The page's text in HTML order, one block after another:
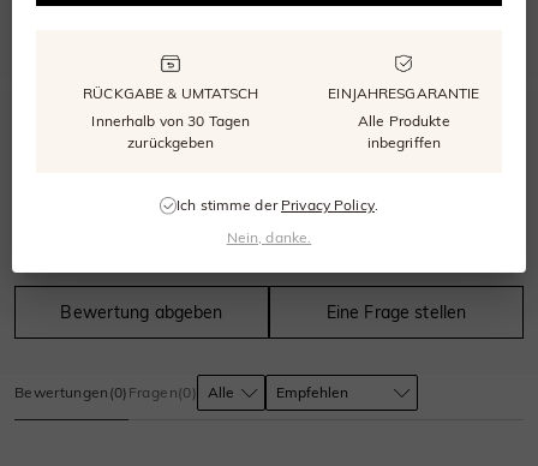
bewertungen
Bewertung abgeben Eine Frage stellen
Bewertungen (0) Fragen(0)
RÜCKGABE & UMTATSCH
Innerhalb von 30 Tagen
zurückgeben
EINJAHRESGARANTIE
Alle Produkte
inbegriffen
Ich stimme der Privacy Policy.
Nein, danke.